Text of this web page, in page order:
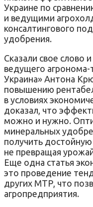
Украине по
и ведущими
консалтингового
удобрения.
Сказали свое слово
ведущего агронома-
Украина» Антона
повышению
в условиях
доказал, что
можно и нужно.
минеральных
получить достойную
не превращая
Еще одна статья
это проведение
других МТР, что
агропредприятия.